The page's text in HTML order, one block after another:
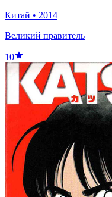
Китай • 2014
Великий правитель
10